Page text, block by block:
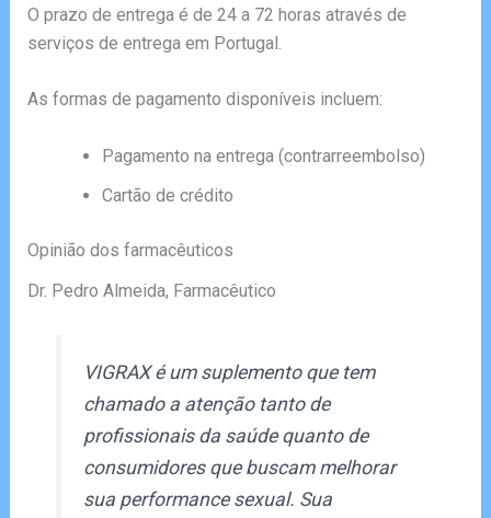
O prazo de entrega é de 24 a 72 horas através de
serviços de entrega em Portugal.
As formas de pagamento disponíveis incluem:
Pagamento na entrega (contrarreembolso)
Cartão de crédito
Opinião dos farmacêuticos
Dr. Pedro Almeida, Farmacêutico
VIGRAX é um suplemento que tem
chamado a atenção tanto de
profissionais da saúde quanto de
consumidores que buscam melhorar
sua performance sexual. Sua